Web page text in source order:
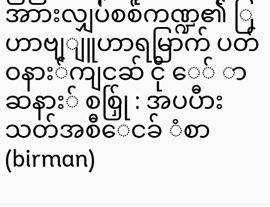
အာားလျှပ်စစ်ကဏ္ဍ၏ ြ
ဟာဗျျူဟာရမြာက် ပတ်
ဝနား်ကျငဆ် ငို ေ် ာ
ဆနား် စစ်ြှု : အပပီား
သတ်အစီေငခ် ံစာ
(birman)